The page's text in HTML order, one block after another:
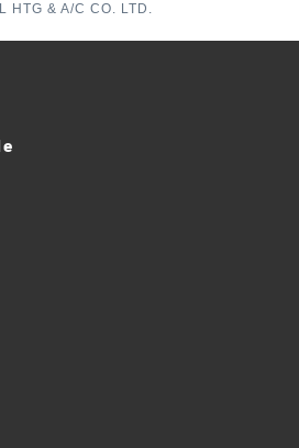
HTG & A/C CO. LTD.